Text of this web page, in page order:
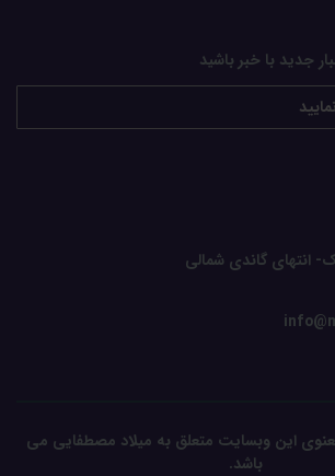
جدید با خبر باشید
انتهای گاندی شمالی
این وبسایت متعلق به میلاد مصطفایی می
باشد.